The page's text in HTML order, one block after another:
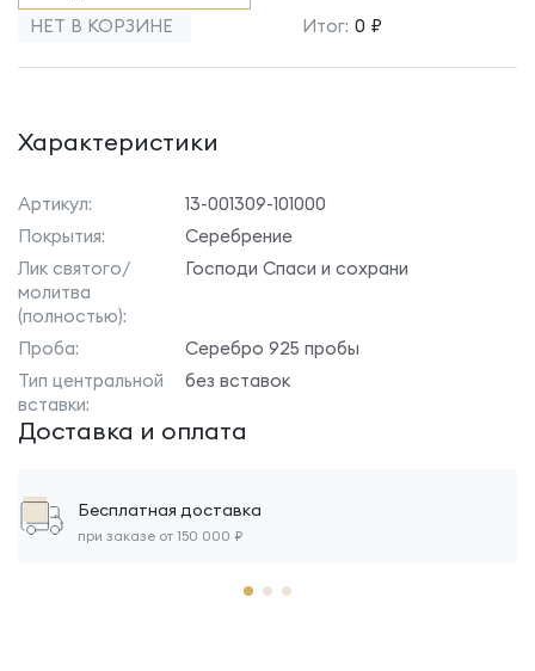
НЕТ В КОРЗИНЕ Итог: 0 ₽
Характеристики
Артикул:
13-001309-101000
Покрытия:
Серебрение
Лик святого/
молитва
(полностью):
Господи Спаси и сохрани
Проба:
Серебро 925 пробы
Тип центральной
вставки:
без вставок
Доставка и оплата
Бесплатная доставка
при заказе от 150 000 ₽